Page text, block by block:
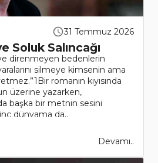
31 Temmuz 2026
Soluk Salıncağı
direnmeyen bedenlerin
yaralarını silmeye kimsenin ama
romanın kıyısında
üzerine yazarken,
başka bir metnin sesini
dünyama da..
Devamı..